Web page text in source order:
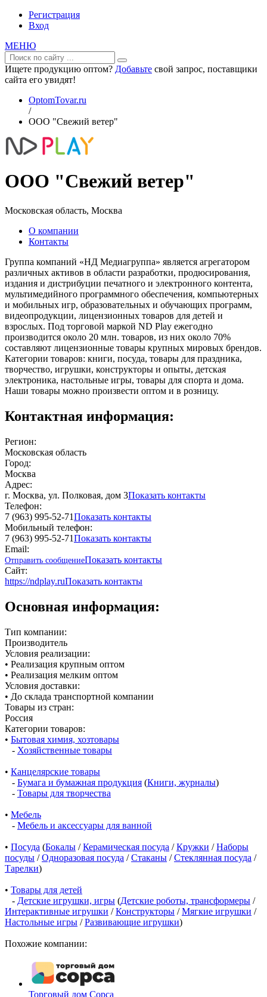
Регистрация
Вход
МЕНЮ
Ищете продукцию оптом? Добавьте свой запрос, поставщики
сайта его увидят!
OptomTovar.ru
/
ООО "Свежий ветер"
ООО "Свежий ветер"
Московская область, Москва
О компании
Контакты
Группа компаний «НД Медиагруппа» является агрегатором
различных активов в области разработки, продюсирования,
издания и дистрибуции печатного и электронного контента,
мультимедийного программного обеспечения, компьютерных
и мобильных игр, образовательных и обучающих программ,
видеопродукции, лицензионных товаров для детей и
взрослых. Под торговой маркой ND Play ежегодно
производится около 20 млн. товаров, из них около 70%
составляют лицензионные товары крупных мировых брендов.
Категории товаров: книги, посуда, товары для праздника,
творчество, игрушки, конструкторы и опыты, детская
электроника, настольные игры, товары для спорта и дома.
Наши товары можно произвести оптом и в розницу.
Контактная информация:
Регион:
Московская область
Город:
Москва
Адрес:
г. Москва, ул. Полковая, дом 3Показать контакты
Телефон:
7 (963) 995-52-71Показать контакты
Мобильный телефон:
7 (963) 995-52-71Показать контакты
Email:
Отправить сообщениеПоказать контакты
Сайт:
https://ndplay.ruПоказать контакты
Основная информация:
Тип компании:
Производитель
Условия реализации:
• Реализация крупным оптом
• Реализация мелким оптом
Условия доставки:
• До склада транспортной компании
Товары из стран:
Россия
Категории товаров:
• Бытовая химия, хозтовары
- Хозяйственные товары
• Канцелярские товары
- Бумага и бумажная продукция (Книги, журналы)
- Товары для творчества
• Мебель
- Мебель и аксессуары для ванной
• Посуда (Бокалы /Керамическая посуда /Кружки /Наборы
посуды /Одноразовая посуда /Стаканы /Стеклянная посуда /
Тарелки)
• Товары для детей
- Детские игрушки, игры (Детские роботы, трансформеры /
Интерактивные игрушки /Конструкторы /Мягкие игрушки /
Настольные игры /Развивающие игрушки)
Похожие компании:
Торговый дом Сорса